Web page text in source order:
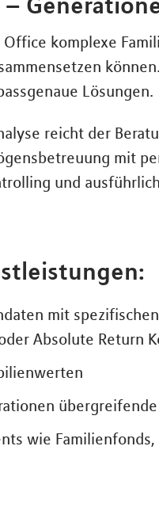
Office komplexe
Lösungen.
reicht der
mit
und
mit
Absolute Return
wie